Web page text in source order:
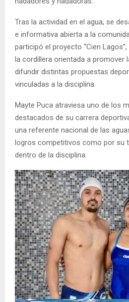
Tras la actividad en el agua, se
e informativa abierta a la
participó el proyecto “Cien
la cordillera orientada a promover
difundir distintas propuestas
vinculadas a la disciplina.
Mayte Puca atraviesa uno de los
destacados de su carrera
una referente nacional de las
logros competitivos como por su
dentro de la disciplina.